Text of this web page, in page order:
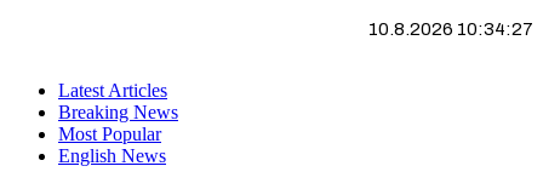
10.8.2026 10:34:28
Latest Articles
Breaking News
Most Popular
English News